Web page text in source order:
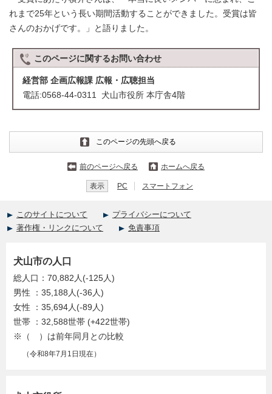
れまで25年という長い期間活動することができました。受賞は皆
さんのおかげです。」と語りました。
このページに関するお問い合わせ
経営部 企画広報課 広報・広聴担当
電話:0568-44-0311 犬山市役所 本庁舎4階
このページの先頭へ戻る
前のページへ戻る ホームへ戻る
表示 PC スマートフォン
このサイトについて
プライバシーについて
著作権・リンクについて
免責事項
犬山市の人口
総人口：70,882人(-125人)
男性 ：35,188人(-36人)
女性 ：35,694人(-89人)
世帯 ：32,588世帯 (+422世帯)
※（ ）は前年同月との比較
（令和8年7月1日現在）